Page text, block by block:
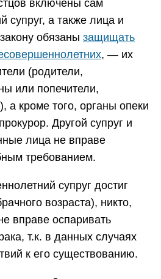
включены сам
супруг, а также лица и
обязаны защищать
, — их
(родители,
или попечители,
а кроме того, органы опеки
Другой супруг и
лица не вправе
требованием.
супруг достиг
возраста), никто,
вправе оспаривать
т.к. в данных случаях
к его существованию.